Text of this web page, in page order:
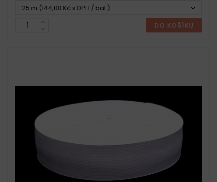
25 m (144,00 Kč s DPH / bal.)
DO KOŠÍKU